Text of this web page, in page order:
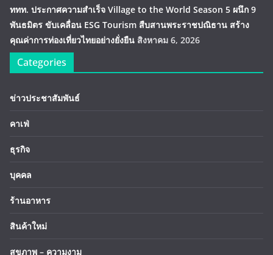
ททท. ประกาศความสำเร็จ Village to the World Season 5 ผนึก 9
พันธมิตร ขับเคลื่อน ESG Tourism สืบสานพระราชปณิธาน สร้าง
คุณค่าการท่องเที่ยวไทยอย่างยั่งยืน สิงหาคม 6, 2026
Categories
ข่าวประชาสัมพันธ์
คาเฟ่
ธุรกิจ
บุคคล
ร้านอาหาร
สินค้าใหม่
สุขภาพ – ความงาม